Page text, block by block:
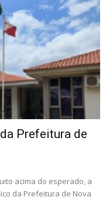
Prefeitura de
acima do esperado, a
da Prefeitura de Nova